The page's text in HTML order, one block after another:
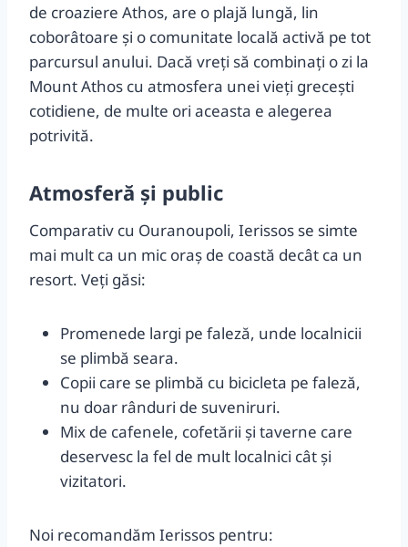
de croaziere Athos, are o plajă lungă, lin
coborâtoare și o comunitate locală activă pe tot
parcursul anului. Dacă vreți să combinați o zi la
Mount Athos cu atmosfera unei vieți grecești
cotidiene, de multe ori aceasta e alegerea
potrivită.
Atmosferă și public
Comparativ cu Ouranoupoli, Ierissos se simte
mai mult ca un mic oraș de coastă decât ca un
resort. Veți găsi:
Promenede largi pe faleză, unde localnicii
se plimbă seara.
Copii care se plimbă cu bicicleta pe faleză,
nu doar rânduri de suveniruri.
Mix de cafenele, cofetării și taverne care
deservesc la fel de mult localnici cât și
vizitatori.
Noi recomandăm Ierissos pentru: